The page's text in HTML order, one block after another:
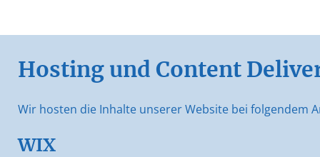
Hosting und Content
Wir hosten die Inhalte unserer Website bei folgendem
WIX